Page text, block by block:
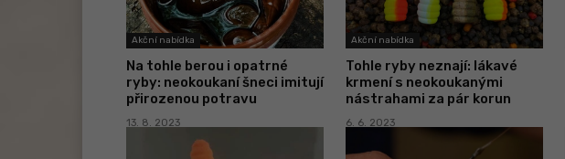
Akční nabídka
Na tohle berou i opatrné
ryby: neokoukaní šneci imitují
přirozenou potravu
13. 8. 2023
Akční nabídka
Tohle ryby neznají: lákavé
krmení s neokoukanými
nástrahami za pár korun
6. 6. 2023